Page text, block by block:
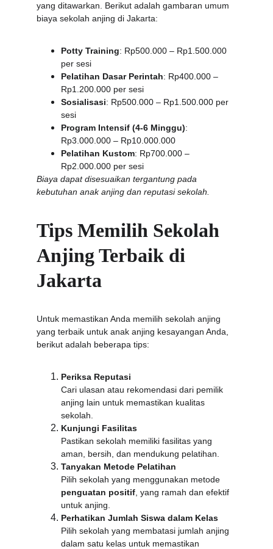
yang ditawarkan. Berikut adalah gambaran umum
biaya sekolah anjing di Jakarta:
Potty Training: Rp500.000 – Rp1.500.000
per sesi
Pelatihan Dasar Perintah: Rp400.000 –
Rp1.200.000 per sesi
Sosialisasi: Rp500.000 – Rp1.500.000 per
sesi
Program Intensif (4-6 Minggu):
Rp3.000.000 – Rp10.000.000
Pelatihan Kustom: Rp700.000 –
Rp2.000.000 per sesi
Biaya dapat disesuaikan tergantung pada
kebutuhan anak anjing dan reputasi sekolah.
Tips Memilih Sekolah
Anjing Terbaik di
Jakarta
Untuk memastikan Anda memilih sekolah anjing
yang terbaik untuk anak anjing kesayangan Anda,
berikut adalah beberapa tips:
Periksa Reputasi
Cari ulasan atau rekomendasi dari pemilik
anjing lain untuk memastikan kualitas
sekolah.
Kunjungi Fasilitas
Pastikan sekolah memiliki fasilitas yang
aman, bersih, dan mendukung pelatihan.
Tanyakan Metode Pelatihan
Pilih sekolah yang menggunakan metode
penguatan positif , yang ramah dan efektif
untuk anjing.
Perhatikan Jumlah Siswa dalam Kelas
Pilih sekolah yang membatasi jumlah anjing
dalam satu kelas untuk memastikan